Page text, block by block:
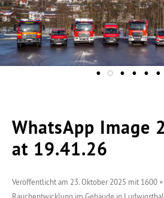
WhatsApp Image
at 19.41.26
Veröffentlicht am 23. Oktober 2025 mit 1600